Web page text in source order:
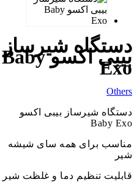
دستگاه شیرساز
بیبی اکسو Baby Exo
Others
دستگاه شیرساز بیبی اکسو
Baby Exo
مناسب برای همه سای شیشه
شیر
قابلیت تنظیم دما و غلظت شیر